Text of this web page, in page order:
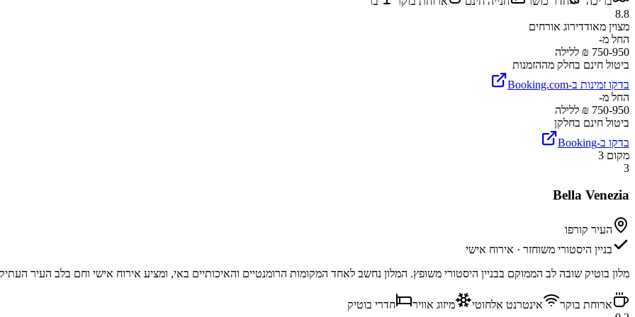
8.8
מצוין מאודדירוג אורחים
החל מ-
750-950 ₪ ללילה
ביטול חינם בחלק מההזמנות
בדקו זמינות ב-Booking.com
החל מ-
750-950 ₪ ללילה
ביטול חינם בחלקן
בדקו ב-Booking
מקום 3
3
Bella Venezia
העיר קורפו
בניין היסטורי משוחזר · אירוח אישי
מלון בוטיק שובה לב הממוקם בבניין היסטורי משופץ. המלון נחשב לאחד המקומות הרומנטיים והאיכותיים באי, ומציע אירוח אישי וחם בלב העיר
ארוחת בוקר אינטרנט אלחוטי מיזוג אוויר
חדרי בוטיק